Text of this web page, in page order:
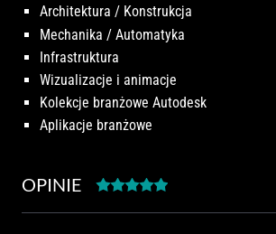
Architektura / Konstrukcja
Mechanika / Automatyka
Infrastruktura
Wizualizacje i animacje
Kolekcje branżowe Autodesk
Aplikacje branżowe
OPINIE